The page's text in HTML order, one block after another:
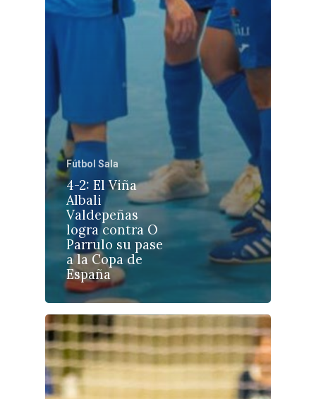
Fútbol Sala
4-2: El Viña
Albali
Valdepeñas
logra contra O
Parrulo su pase
a la Copa de
España
Castilla-La
Toledo
Ciudad Real
Albacete
Cuenca
Guadalajara
Talavera
Sanidad
Economía
Educación
Cultura
Deportes
Sucesos
Medio Ambiente
Planeta Rural
Especiales
Política
Galerías